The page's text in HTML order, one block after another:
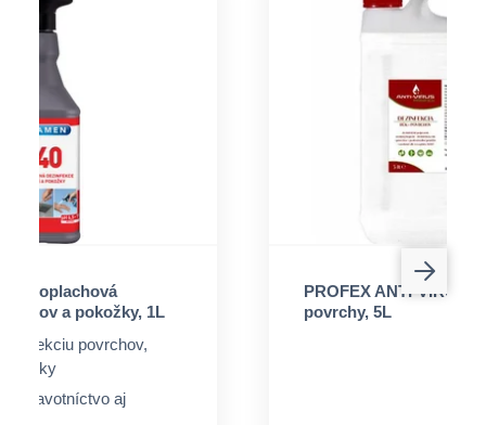
bezoplachová
a pokožky, 1L
povrchov,
zdravotníctvo aj
PROFEX ANTI-VIRUS
povrchy, 5L